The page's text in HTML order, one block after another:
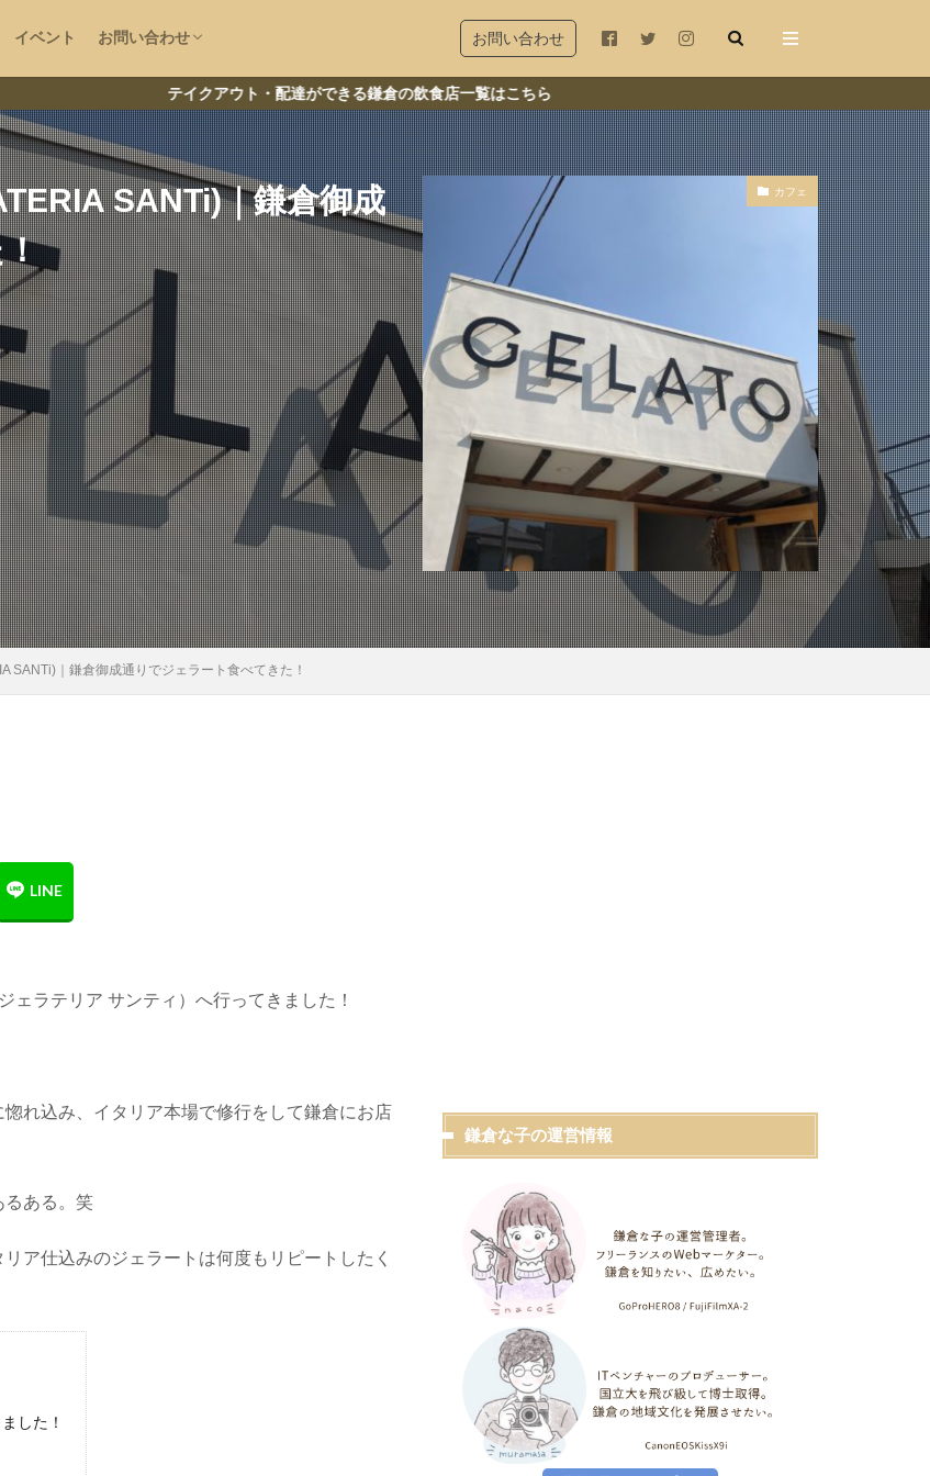
イベント お問い合わせ
鎌倉な子の運営者情報
お問い合わせ
お問い合わせ
テイクアウト・配達ができる鎌倉の飲食店一覧はこちら
SANTi)｜鎌倉御成
カフェ
SANTi)｜鎌倉御成通りでジェラート食べてきた！
ラテリア サンティ）へ行ってきました！
れ込み、イタリア本場で修行をして鎌倉にお店
るある。笑
ア仕込みのジェラートは何度もリピートしたく
した！
鎌倉な子の運営情報
をチェック
湘南深沢 浄明寺 鎌倉山 御成町 閉店 材木座 若宮大路
小町通り 腰越 稲村ヶ崎 長谷 江ノ島 由比ヶ浜
リー テイクアウト 新型コロナウイルス 卵焼き 開店 冬 秋
ー マルシェ 神社 祭 寺社 寺院 喫茶店 古民家
ーメン 洋食 映画館 美容院 まとめ 中華料理
電源コンセント 求人
検索